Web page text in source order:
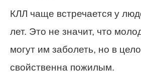
КЛЛ чаще встречается у
лет. Это не значит, что
могут им заболеть, но в
свойственна пожилым.